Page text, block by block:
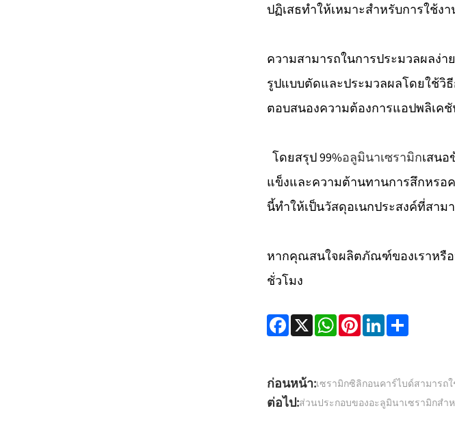
ปฏิเสธทำให้เหมาะสำหรับการใช้ง
ความสามารถในการประมวลผลง่า
รูปแบบตัดและประมวลผลโดยใช้วิ
ตอบสนองความต้องการ
โดยสรุป 99%อลูมินาเซรามิกเสน
แข็งและความต้านทานการสึกหรอ
นี้ทำให้เป็นวัสดุอเนกประสงค์ที่สา
หากคุณสนใจผลิตภัณฑ์ของเราหรือ
ชั่วโมง
Facebook
X WhatsAppPinterestLinkedInShare
ก่อนหน้า:เซรามิกซิลิกอนคาร์ไบด์สามารถ
ต่อไป:ส่วนประกอบของอะลูมินาเซรามิกสำห